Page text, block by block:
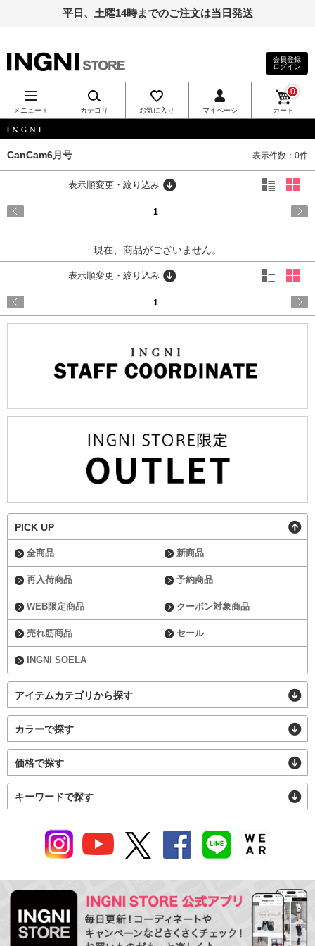
平日、土曜14時までのご注文は当日発送
INGNI（イン
グ）公式通
販｜INGNI
STORE
会員登録
ログイン
メニュー＋ カテゴリ お気に入り マイページ カート
0
CanCam6月号 表示件数：0件
表示順変更・絞り込み
1
現在、商品がございません。
表示順変更・絞り込み
1
PICK UP
全商品 新商品
再入荷商品 予約商品
WEB限定商品 クーポン対象商品
売れ筋商品 セール
INGNI SOELA
アイテムカテゴリから探す
カラーで探す
価格で探す
キーワードで探す